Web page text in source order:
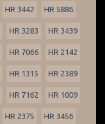
HR 3442 HR 5886
HR 3283 HR 3439
HR 7066 HR 2142
HR 1315 HR 2389
HR 7162 HR 1009
HR 2375 HR 3456